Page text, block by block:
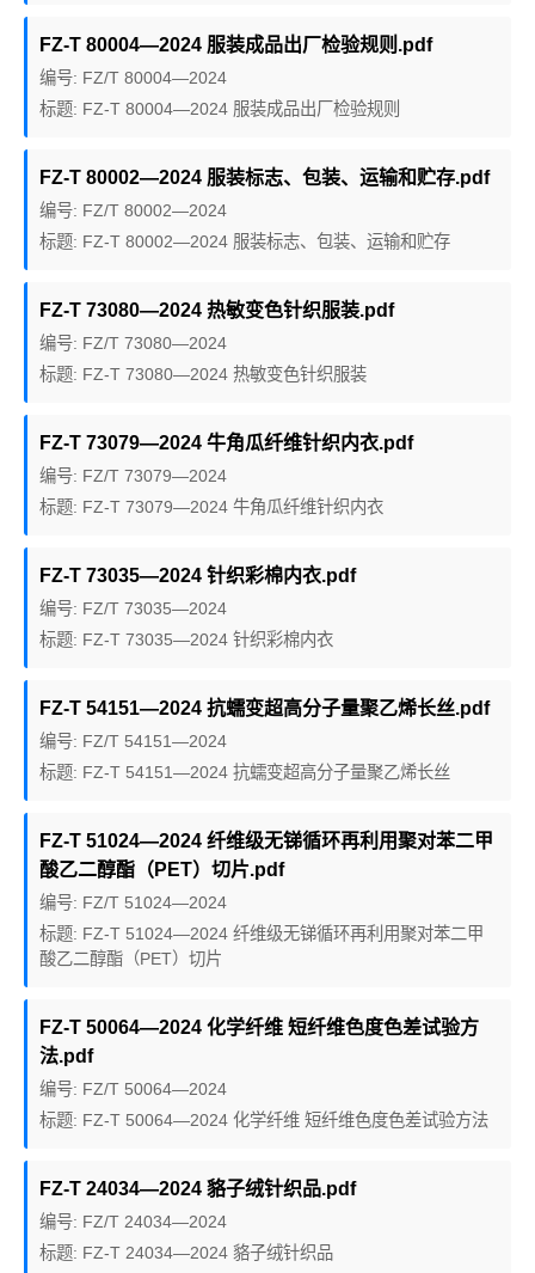
FZ-T 80004—2024 服装成品出厂检验规则.pdf
编号: FZ/T 80004—2024
标题: FZ-T 80004—2024 服装成品出厂检验规则
FZ-T 80002—2024 服装标志、包装、运输和贮存.pdf
编号: FZ/T 80002—2024
标题: FZ-T 80002—2024 服装标志、包装、运输和贮存
FZ-T 73080—2024 热敏变色针织服装.pdf
编号: FZ/T 73080—2024
标题: FZ-T 73080—2024 热敏变色针织服装
FZ-T 73079—2024 牛角瓜纤维针织内衣.pdf
编号: FZ/T 73079—2024
标题: FZ-T 73079—2024 牛角瓜纤维针织内衣
FZ-T 73035—2024 针织彩棉内衣.pdf
编号: FZ/T 73035—2024
标题: FZ-T 73035—2024 针织彩棉内衣
FZ-T 54151—2024 抗蠕变超高分子量聚乙烯长丝.pdf
编号: FZ/T 54151—2024
标题: FZ-T 54151—2024 抗蠕变超高分子量聚乙烯长丝
FZ-T 51024—2024 纤维级无锑循环再利用聚对苯二甲
酸乙二醇酯（PET）切片.pdf
编号: FZ/T 51024—2024
标题: FZ-T 51024—2024 纤维级无锑循环再利用聚对苯二甲
酸乙二醇酯（PET）切片
FZ-T 50064—2024 化学纤维 短纤维色度色差试验方
法.pdf
编号: FZ/T 50064—2024
标题: FZ-T 50064—2024 化学纤维 短纤维色度色差试验方法
FZ-T 24034—2024 貉子绒针织品.pdf
编号: FZ/T 24034—2024
标题: FZ-T 24034—2024 貉子绒针织品